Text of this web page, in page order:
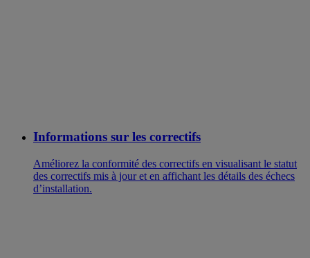
Informations sur les correctifs
Améliorez la conformité des correctifs en visualisant le statut
des correctifs mis à jour et en affichant les détails des échecs
d’installation.